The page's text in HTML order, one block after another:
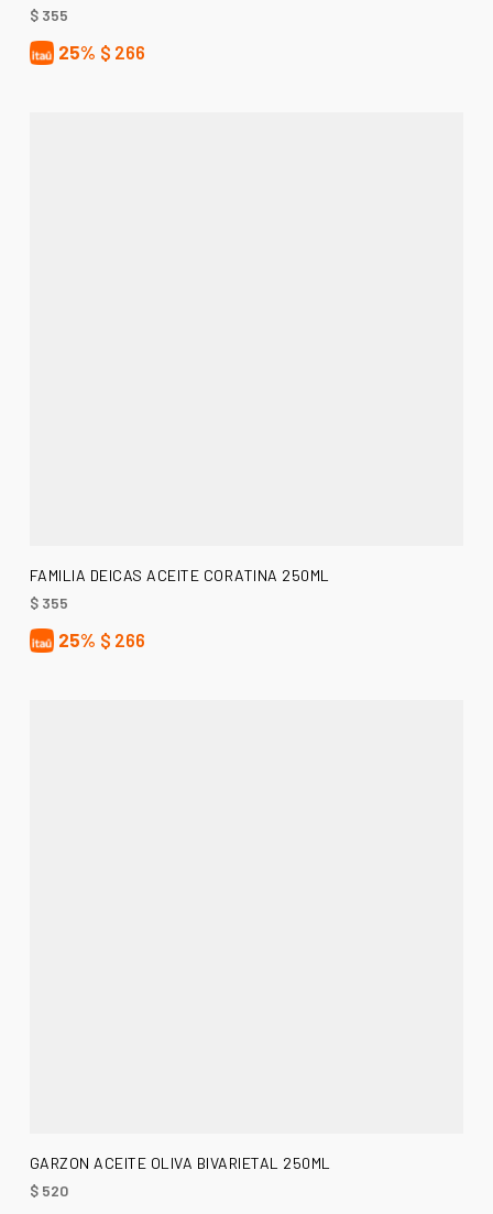
$355
25% $ 266
AÑADIR AL CARRITO
FAMILIA DEICAS ACEITE CORATINA 250ML
$355
25% $ 266
AÑADIR AL CARRITO
GARZON ACEITE OLIVA BIVARIETAL 250ML
$520